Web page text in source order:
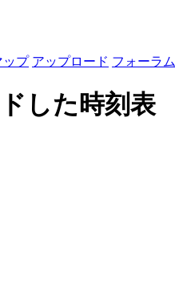
ップ アップロード フォーラム
した時刻表